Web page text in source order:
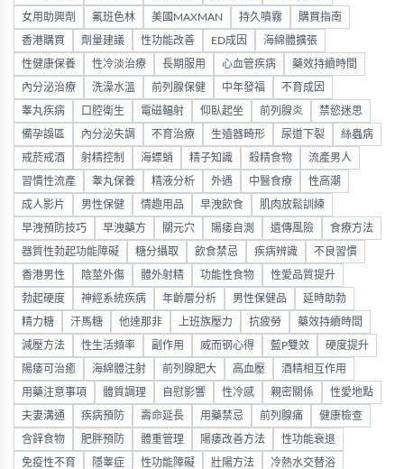
女用助興劑 氟班色林 美國MAXMAN 持久噴霧 購買指南
香港購買 劑量建議 性功能改善 ED成因 海綿體擴張
性健康保養 性冷淡治療 長期服用 心血管疾病 藥效持續時間
內分泌治療 洗澡水溫 前列腺保健 中年發福 不育成因
睾丸疾病 口腔衛生 電磁輻射 仰臥起坐 前列腺炎 禁慾迷思
備孕誤區 內分泌失調 不育治療 生殖器畸形 尿道下裂 絲蟲病
戒菸戒酒 射精控制 海螵蛸 精子知識 殺精食物 流產男人
習慣性流產 睾丸保養 精液分析 外遇 中醫食療 性高潮
成人影片 男性保健 情趣用品 早洩飲食 肌肉放鬆訓練
早洩預防技巧 早洩藥方 關元穴 陽痿自測 遺傳風險 食療方法
器質性勃起功能障礙 糖分攝取 飲食禁忌 疾病辨識 不良習慣
香港男性 陰莖外傷 體外射精 功能性食物 性愛品質提升
勃起硬度 神經系統疾病 年齡層分析 男性保健品 延時助勃
精力糖 汗馬糖 他達那非 上班族壓力 抗疲勞 藥效持續時間
減壓方法 性生活頻率 副作用 威而钢心得 藍P雙效 硬度提升
陽痿可治癒 海綿體注射 前列腺肥大 高血壓 酒精相互作用
用藥注意事項 體質調理 自慰影響 性冷感 親密關係 性愛地點
夫妻溝通 疾病預防 壽命延長 用藥禁忌 前列腺痛 健康檢查
含鋅食物 肥胖預防 體重管理 陽痿改善方法 性功能衰退
免疫性不育 隱睾症 性功能障礙 壯陽方法 冷熱水交替浴